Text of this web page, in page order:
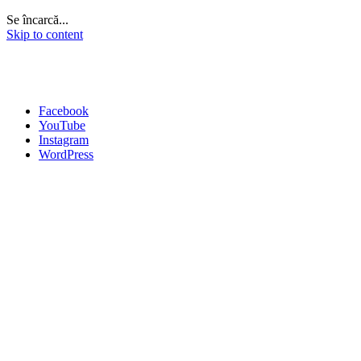
Se încarcă...
Skip to content
Facebook
YouTube
Instagram
WordPress